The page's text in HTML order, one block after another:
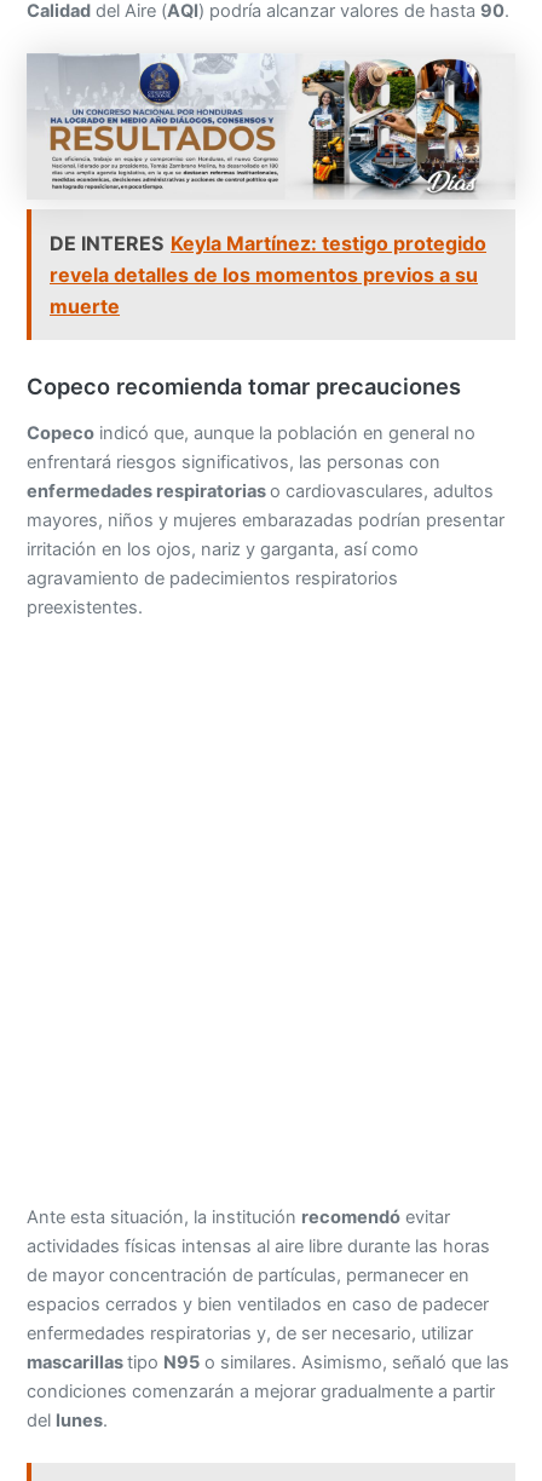
Calidad del Aire (AQI) podría alcanzar valores de hasta90.
DE INTERES Keyla Martínez: testigo protegido
revela detalles de los momentos previos a su
muerte
Copeco recomienda tomar precauciones
Copeco indicó que, aunque la población en general no
enfrentará riesgos significativos, las personas con
enfermedades respiratoriaso cardiovasculares, adultos
mayores, niños y mujeres embarazadas podrían presentar
irritación en los ojos, nariz y garganta, así como
agravamiento de padecimientos respiratorios
preexistentes.
Ante esta situación, la institución recomendó evitar
actividades físicas intensas al aire libre durante las horas
de mayor concentración de partículas, permanecer en
espacios cerrados y bien ventilados en caso de padecer
enfermedades respiratorias y, de ser necesario, utilizar
mascarillastipo N95 o similares. Asimismo, señaló que las
condiciones comenzarán a mejorar gradualmente a partir
del lunes.